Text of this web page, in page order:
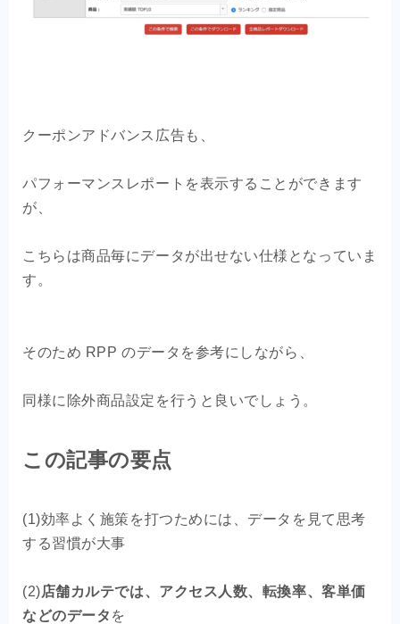
クーポンアドバンス広告も、
パフォーマンスレポートを表示することができます
が、
こちらは商品毎にデータが出せない仕様となっていま
す。
そのため RPP のデータを参考にしながら、
同様に除外商品設定を行うと良いでしょう。
この記事の要点
(1)効率よく施策を打つためには、データを見て思考
する習慣が大事
(2)店舗カルテでは、アクセス人数、転換率、客単価
などのデータ を